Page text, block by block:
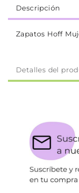
Descripción
Zapatos Hoff
Detalles del